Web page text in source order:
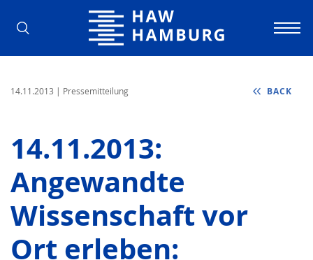
Hamburg University of Applied
14.11.2013 | Pressemitteilung BACK
14.11.2013:
Angewandte
Wissenschaft vor
Ort erleben: